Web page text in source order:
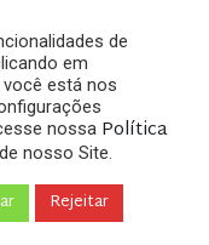
Digital e de
de
em
está nos
nossa Política
de nosso Site.
Rejeitar